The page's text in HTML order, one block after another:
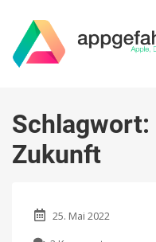
Schlagwort:
Zukunft
25. Mai 2022